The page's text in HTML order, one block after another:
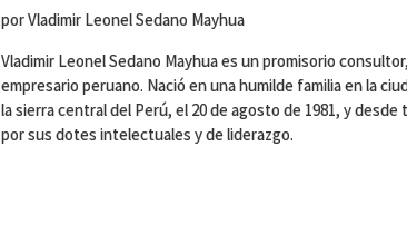
por Vladimir Leonel Sedano Mayhua
Vladimir Leonel Sedano Mayhua es un promisorio
empresario peruano. Nació en una humilde familia en la
la sierra central del Perú, el 20 de agosto de 1981, y
por sus dotes intelectuales y de liderazgo.